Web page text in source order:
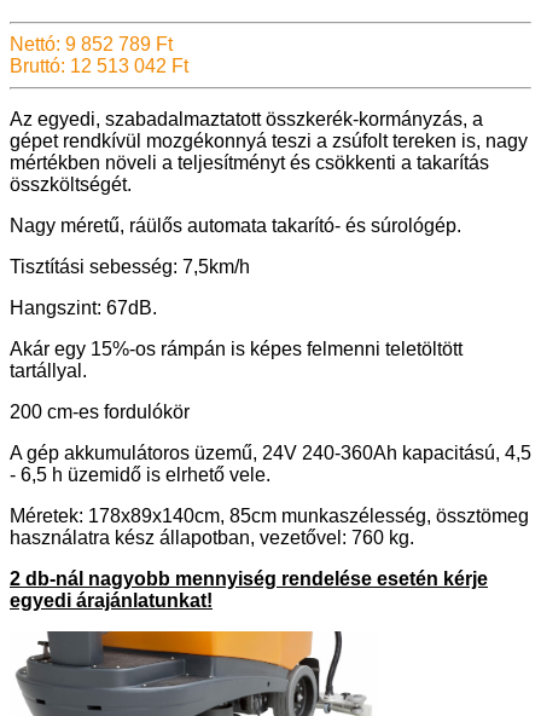
Nettó: 9 852 789 Ft
Bruttó: 12 513 042 Ft
Az egyedi, szabadalmaztatott összkerék-kormányzás, a
gépet rendkívül mozgékonnyá teszi a zsúfolt tereken is, nagy
mértékben növeli a teljesítményt és csökkenti a takarítás
összköltségét.
Nagy méretű, ráülős automata takarító- és súrológép.
Tisztítási sebesség: 7,5km/h
Hangszint: 67dB.
Akár egy 15%-os rámpán is képes felmenni teletöltött
tartállyal.
200 cm-es fordulókör
A gép akkumulátoros üzemű, 24V 240-360Ah kapacitású, 4,5
- 6,5 h üzemidő is elrhető vele.
Méretek: 178x89x140cm, 85cm munkaszélesség, össztömeg
használatra kész állapotban, vezetővel: 760 kg.
2 db-nál nagyobb mennyiség rendelése esetén kérje
egyedi árajánlatunkat!